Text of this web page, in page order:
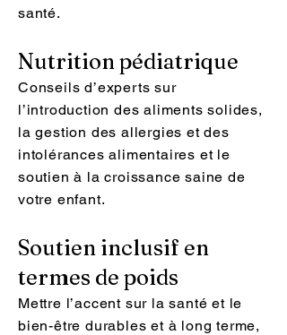
santé.
Nutrition pédiatrique
Conseils d’experts sur
l’introduction des aliments solides,
la gestion des allergies et des
intolérances alimentaires et le
soutien à la croissance saine de
votre enfant.
Soutien inclusif en
termes de poids
Mettre l’accent sur la santé et le
bien-être durables et à long terme,